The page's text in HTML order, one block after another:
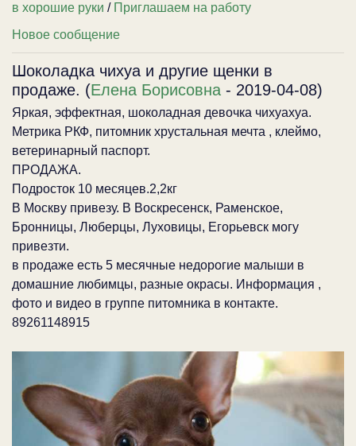
в хорошие руки / Приглашаем на работу
Новое сообщение
Шоколадка чихуа и другие щенки в
продаже. (Елена Борисовна - 2019-04-08)
Яркая, эффектная, шоколадная девочка чихуахуа.
Метрика РКФ, питомник хрустальная мечта , клеймо,
ветеринарный паспорт.
ПРОДАЖА.
Подросток 10 месяцев.2,2кг
В Москву привезу. В Воскресенск, Раменское,
Бронницы, Люберцы, Луховицы, Егорьевск могу
привезти.
в продаже есть 5 месячные недорогие малыши в
домашние любимцы, разные окрасы. Информация ,
фото и видео в группе питомника в контакте.
89261148915